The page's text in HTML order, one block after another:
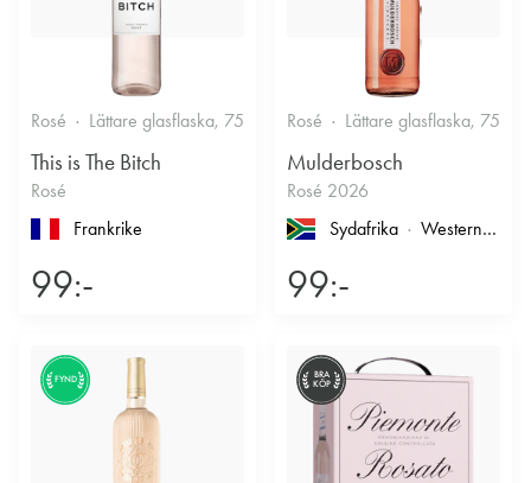
Rosé Lättare glasflaska, 750ml 11.5% Friskt & Bärigt
This is The Bitch
Rosé
Frankrike
99:-
Rosé Lättare glasflaska, 750ml
Mulderbosch
Rosé 2026
Sydafrika
Western Cape
99:-
FYND
BRA
KÖP